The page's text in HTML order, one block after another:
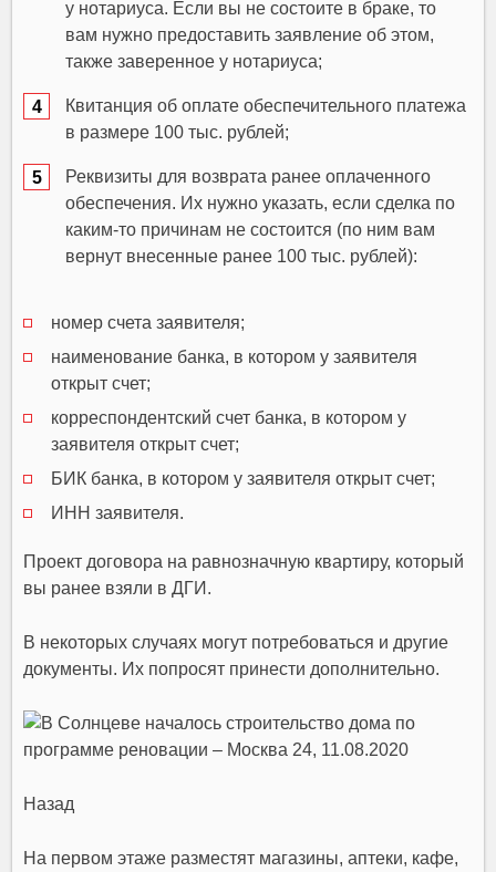
у нотариуса. Если вы не состоите в браке, то
вам нужно предоставить заявление об этом,
также заверенное у нотариуса;
Квитанция об оплате обеспечительного платежа
в размере 100 тыс. рублей;
Реквизиты для возврата ранее оплаченного
обеспечения. Их нужно указать, если сделка по
каким-то причинам не состоится (по ним вам
вернут внесенные ранее 100 тыс. рублей):
номер счета заявителя;
наименование банка, в котором у заявителя
открыт счет;
корреспондентский счет банка, в котором у
заявителя открыт счет;
БИК банка, в котором у заявителя открыт счет;
ИНН заявителя.
Проект договора на равнозначную квартиру, который
вы ранее взяли в ДГИ.
В некоторых случаях могут потребоваться и другие
документы. Их попросят принести дополнительно.
Назад
На первом этаже разместят магазины, аптеки, кафе,